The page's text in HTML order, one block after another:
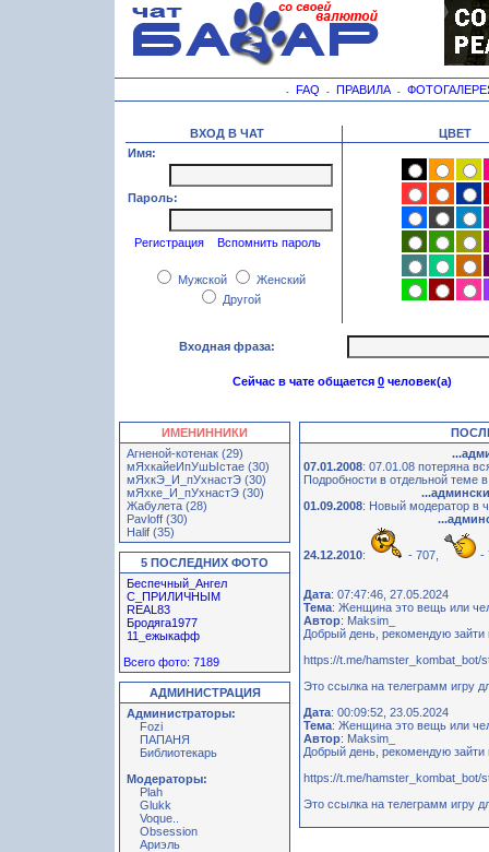
- FAQ - ПРАВИЛА-
ВХОД В ЧАТ
ЦВЕТ
Имя:
Пароль:
Регистрация Вспомнить пароль
Мужской
Женский
Другой
Входная фраза:
Сейчас в чате общается 0 человек(а)
ИМЕНИННИКИ
Агненой-котенак (29)
мЯхкайеИпУшЫстае (30)
мЯхкЭ_И_пУхнастЭ (30)
мЯхке_И_пУхнастЭ (30)
Жабулета (28)
Pavloff (30)
Halif (35)
5 ПОСЛЕДНИХ ФОТО
Беспечный_Ангел
С_ПРИЛИЧНЫМ
REAL83
Бродяга1977
11_ежыкафф
Всего фото: 7189
АДМИНИСТРАЦИЯ
Администраторы:
Fozi
ПАПАНЯ
Библиотекарь
Модераторы:
Plah
Glukk
Voque..
Obsession
Ариэль
07.01.2008: 07.01.08 потеряна
Подробности в отдельной
01.09.2008: Новый модератор в
24.12.2010: - 707, -
Дата: 07:47:46, 27.05.2024
Тема: Женщина это вещь или
Автор: Maksim_
Добрый день, рекомендую зайти
https://t.me/hamster_kombat_bot/
Это ссылка на телеграмм игру
Дата: 00:09:52, 23.05.2024
Тема: Женщина это вещь или
Автор: Maksim_
Добрый день, рекомендую зайти
https://t.me/hamster_kombat_bot/
Это ссылка на телеграмм игру